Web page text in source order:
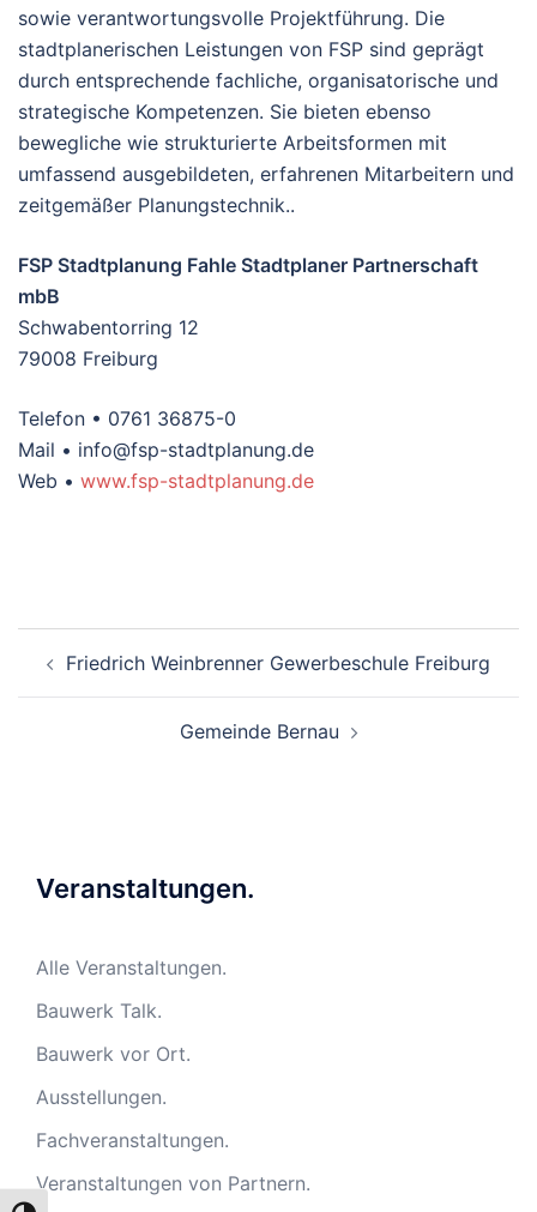
sowie verantwortungsvolle Projektführung. Die
stadtplanerischen Leistungen von FSP sind geprägt
durch entsprechende fachliche, organisatorische und
strategische Kompetenzen. Sie bieten ebenso
bewegliche wie strukturierte Arbeitsformen mit
umfassend ausgebildeten, erfahrenen Mitarbeitern und
zeitgemäßer Planungstechnik..
FSP Stadtplanung Fahle Stadtplaner Partnerschaft
mbB
Schwabentorring 12
79008 Freiburg
Telefon • 0761 36875-0
Mail • info@fsp-stadtplanung.de
Web • www.fsp-stadtplanung.de
Friedrich Weinbrenner Gewerbeschule Freiburg
Gemeinde Bernau
Veranstaltungen.
Alle Veranstaltungen.
Bauwerk Talk.
Bauwerk vor Ort.
Ausstellungen.
Fachveranstaltungen.
Veranstaltungen von Partnern.